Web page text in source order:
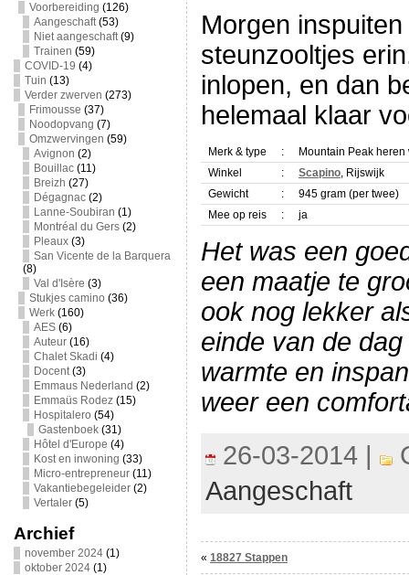
Voorbereiding (126)
Aangeschaft(53)
Niet aangeschaft(9)
Trainen (59)
COVID-19 (4)
Tuin (13)
Verder zwerven (273)
Frimousse (37)
Noodopvang (7)
Omzwervingen (59)
Avignon (2)
Bouillac(11)
Breizh (27)
Dégagnac(2)
Lanne-Soubiran (1)
Montréal du Gers(2)
Pleaux(3)
San Vicente de la Barquera
(8)
Val d'Isère (3)
Stukjes camino (36)
Werk(160)
AES(6)
Auteur(16)
Chalet Skadi (4)
Docent(3)
Emmaus Nederland (2)
Emmaüs Rodez(15)
Hospitalero (54)
Gastenboek(31)
Hôtel d'Europe (4)
Kost en inwoning (33)
Micro-entrepreneur(11)
Vakantiebegeleider(2)
Vertaler(5)
Archief
november 2024(1)
oktober 2024(1)
Morgen
steunzooltjes
inlopen, en dan
helemaal klaar
Merk & type :
Mountain Peak
Winkel
: Scapino, Rijswijk
Gewicht
:
945 gram (per twee)
Mee op reis
: ja
Het was een
een maatje te
ook nog lekker
einde van de
warmte en
weer een
26-03-2014 |
Aangeschaft
« 18827 Stappen